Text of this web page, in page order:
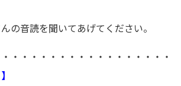
の音読を聞いてあげてください。
・・・・・・・・・・・・・・・・・